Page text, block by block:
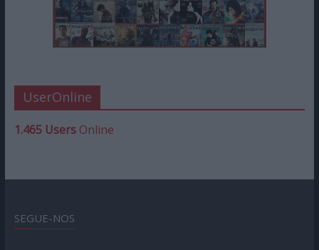
UserOnline
1.465 UsersOnline
SEGUE-NOS